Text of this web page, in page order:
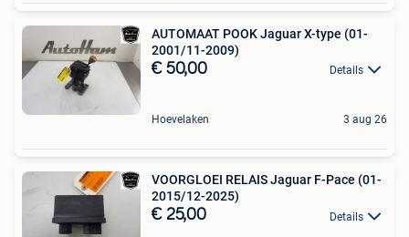
AUTOMAAT POOK Jaguar X-type (01-
2001/11-2009)
€ 50,00 Details
Hoevelaken 3 aug 26
VOORGLOEI RELAIS Jaguar F-Pace (01-
2015/12-2025)
€ 25,00 Details